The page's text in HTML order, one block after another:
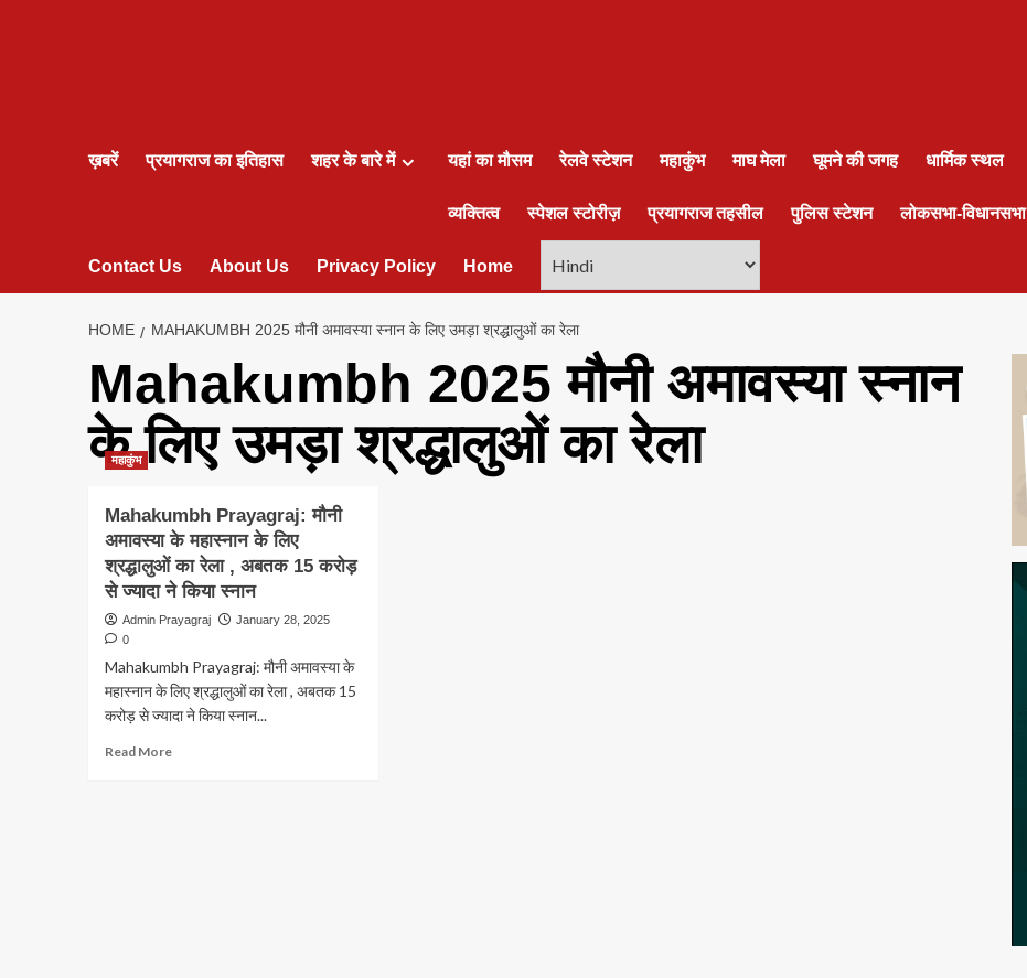
ख़बरें प्रयागराज का इतिहास शहर के बारे में यहां का मौसम रेलवे स्टेशन महाकुंभ माघ मेला घूमने की जगह धार्मिक स्थल
व्यक्तित्व स्पेशल स्टोरीज़ प्रयागराज तहसील पुलिस स्टेशन लोकसभा-विधानसभा
Contact Us About Us Privacy Policy Home
HOME MAHAKUMBH 2025 मौनी अमावस्या स्नान के लिए उमड़ा श्रद्धालुओं का रेला
Mahakumbh 2025 मौनी अमावस्या स्नान
के लिए उमड़ा श्रद्धालुओं का रेला
महाकुंभ
Mahakumbh Prayagraj: मौनी
अमावस्या के महास्नान के लिए
श्रद्धालुओं का रेला , अबतक 15 करोड़
से ज्यादा ने किया स्नान
Admin Prayagraj
January 28, 2025
0
Mahakumbh Prayagraj: मौनी अमावस्या के
महास्नान के लिए श्रद्धालुओं का रेला , अबतक 15
करोड़ से ज्यादा ने किया स्नान...
Read MoreRead